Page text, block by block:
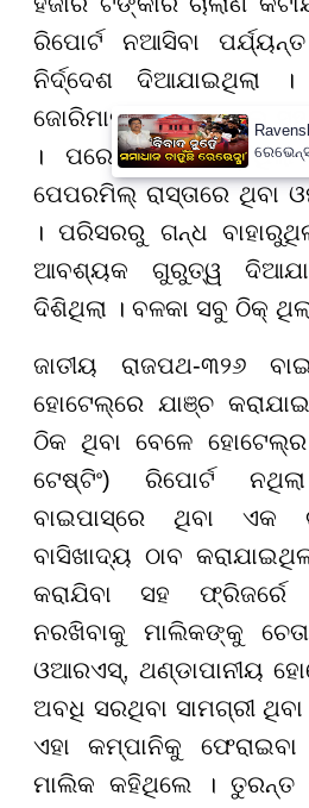
ରିପୋର୍ଟ ନଆସିବା
ନିର୍ଦ୍ଦେଶ ଦିଆଯାଇଥିଲା
ଜୋରିମାନା ଟଙ୍କା ଦାଖଲ ସହ
। ପରେ ଟିମ୍ ପହଞ୍ଚିଥିଲା
ପେପରମିଲ୍ ରାସ୍ତାରେ ଥିବା
। ପରିସରରୁ ଗନ୍ଧ
ଆବଶ୍ୟକ ଗୁରୁତ୍ୱ
ଦିଶିଥିଲା । ବଳକା ସବୁ ଠିକ୍
ଜାତୀୟ ରାଜପଥ-୩୨୬
ହୋଟେଲ୍ରେ ଯାଞ୍ଚ
ଠିକ ଥିବା ବେଳେ ହୋଟେଲ୍ର
ଟେଷ୍ଟିଂ) ରିପୋର୍ଟ
ବାଇପାସ୍ରେ ଥିବା ଏକ
ବାସିଖାଦ୍ୟ ଠାବ
କରାଯିବା ସହ ଫ୍ରିଜର୍ରେ
ନରଖିବାକୁ ମାଲିକଙ୍କୁ
ଓଆରଏସ୍, ଥଣ୍ଡାପାନୀୟ
ଅବଧି ସରଥିବା ସାମଗ୍ରୀ
ଏହା କମ୍ପାନିକୁ ଫେରାଇବା
ମାଲିକ କହିଥିଲେ । ତୁରନ୍ତ
ଥିଲା